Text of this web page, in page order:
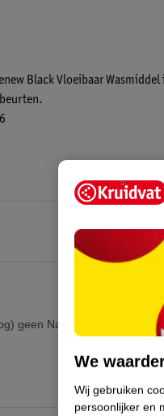
Black Vloeibaar
geen Nature Impact Score.
We
Wij gebruiken
persoonlijker en